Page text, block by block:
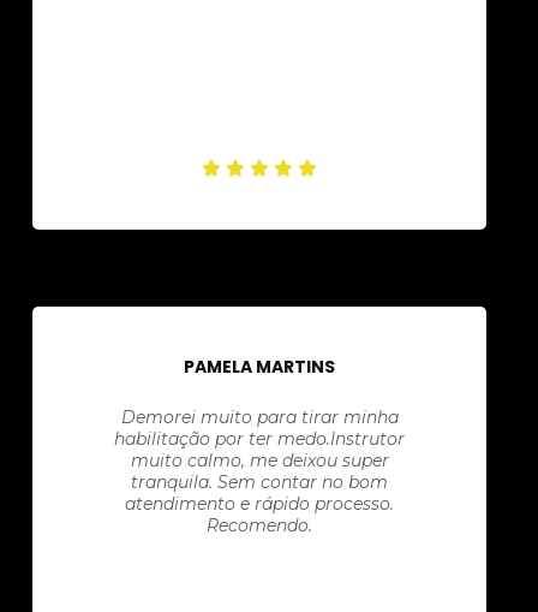
PAMELA MARTINS
Demorei muito para tirar minha
habilitação por ter medo.Instrutor
muito calmo, me deixou super
tranquila. Sem contar no bom
atendimento e rápido processo.
Recomendo.